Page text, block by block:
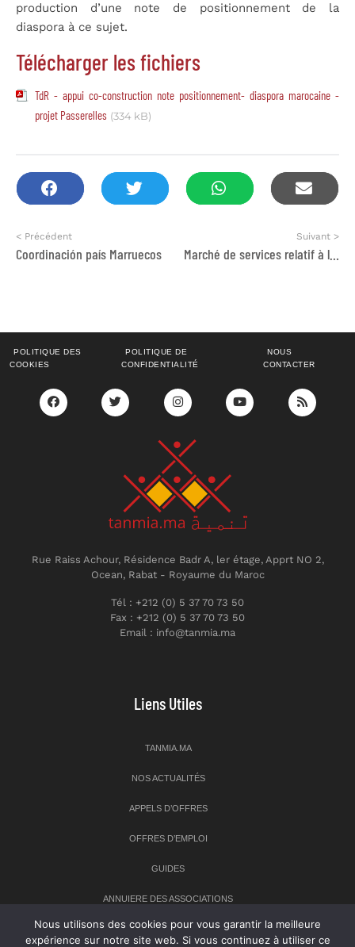
production d’une note de positionnement de la
diaspora à ce sujet.
Télécharger les fichiers
TdR - appui co-construction note positionnement- diaspora marocaine -
projet Passerelles (334 kB)
< Précédent
Coordinación país Marruecos
Suivant >
Marché de services relatif à la réalisation d’une étude de planification de l’offre de formation au niveau de la région de l’Oriental
POLITIQUE DES
COOKIES
POLITIQUE DE
CONFIDENTIALITÉ
NOUS
CONTACTER
Rue Raiss Achour, Résidence Badr A, ler étage, Apprt NO 2,
Ocean, Rabat - Royaume du Maroc
Tél : +212 (0) 5 37 70 73 50
Fax : +212 (0) 5 37 70 73 50
Email : info@tanmia.ma
Liens Utiles
TANMIA.MA
NOS ACTUALITÉS
APPELS D’OFFRES
OFFRES D’EMPLOI
GUIDES
ANNUIERE DES ASSOCIATIONS
Nous utilisons des cookies pour vous garantir la meilleure
expérience sur notre site web. Si vous continuez à utiliser ce